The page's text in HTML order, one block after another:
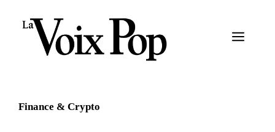
Menu
Finance & Crypto